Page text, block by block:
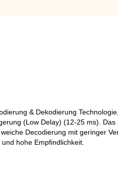
& Dekodierung
(Low Delay) (12-25 ms). Das
Decodierung mit geringer
hohe Empfindlichkeit.